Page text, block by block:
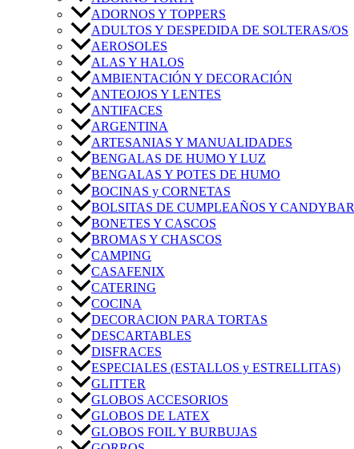
ADORNOS Y TOPPERS
ADULTOS Y DESPEDIDA DE SOLTERAS/OS
AEROSOLES
ALAS Y HALOS
AMBIENTACIÓN Y DECORACIÓN
ANTEOJOS Y LENTES
ANTIFACES
ARGENTINA
ARTESANIAS Y MANUALIDADES
BENGALAS DE HUMO Y LUZ
BENGALAS Y POTES DE HUMO
BOCINAS y CORNETAS
BOLSITAS DE CUMPLEAÑOS Y CANDYBAR
BONETES Y CASCOS
BROMAS Y CHASCOS
CAMPING
CASAFENIX
CATERING
COCINA
DECORACION PARA TORTAS
DESCARTABLES
DISFRACES
ESPECIALES (ESTALLOS y ESTRELLITAS)
GLITTER
GLOBOS ACCESORIOS
GLOBOS DE LATEX
GLOBOS FOIL Y BURBUJAS